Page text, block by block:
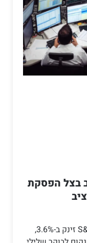
בצל הפסקת
​אחרי שבוע של עליות חדות (S&P 500 זינק ב-3.6%,